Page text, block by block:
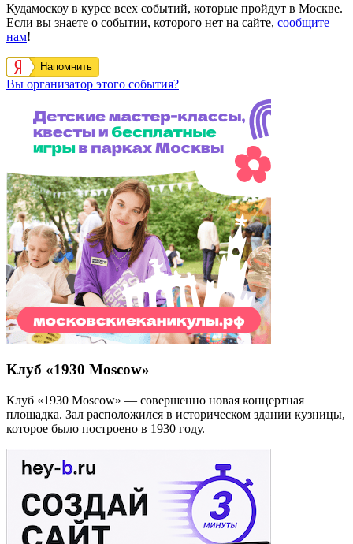
Кудамоскоу в курсе всех событий, которые пройдут в Москве.
Если вы знаете о событии, которого нет на сайте, сообщите
нам!
Напомнить
Вы организатор этого события?
Клуб «1930 Moscow»
Клуб «1930 Moscow» — совершенно новая концертная
площадка. Зал расположился в историческом здании кузницы,
которое было построено в 1930 году.